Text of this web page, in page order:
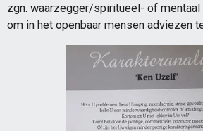
zgn. waarzegger/spiritueel- of mentaal
om in het openbaar mensen adviezen